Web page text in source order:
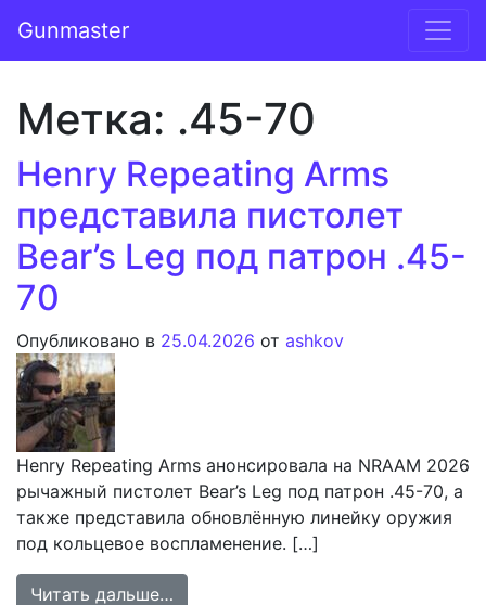
Основная навигация
Gunmaster
Метка: .45-70
Henry Repeating Arms
представила пистолет
Bear’s Leg под патрон .45-
70
Опубликовано в 25.04.2026 от ashkov
Henry Repeating Arms анонсировала на NRAAM 2026
рычажный пистолет Bear’s Leg под патрон .45-70, а
также представила обновлённую линейку оружия
под кольцевое воспламенение. […]
Читать дальше…